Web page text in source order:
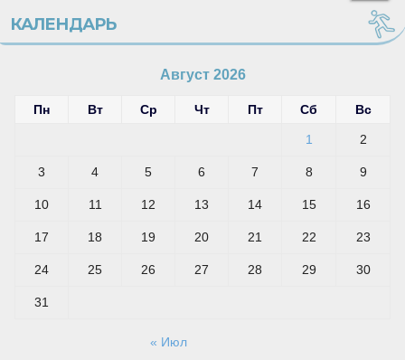
КАЛЕНДАРЬ
Август 2026
Пн Вт Ср Чт Пт Сб Вс
1 2
3 4 5 6 7 8 9
10 11 12 13 14 15 16
17 18 19 20 21 22 23
24 25 26 27 28 29 30
31
« Июл